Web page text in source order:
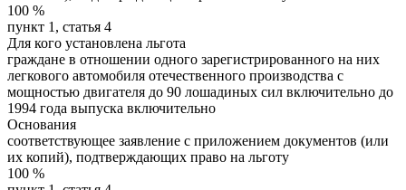
100 %
пункт 1, статья 4
Для кого установлена льгота
граждане в отношении одного зарегистрированного на них
легкового автомобиля отечественного производства с
мощностью двигателя до 90 лошадиных сил включительно до
1994 года выпуска включительно
Основания
соответствующее заявление с приложением документов (или
их копий), подтверждающих право на льготу
100 %